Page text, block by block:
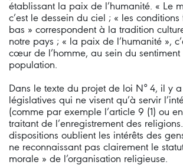
établissant la paix de l’humanité. « Le
c’est le dessein du ciel ; « les
bas » correspondent à la tradition
notre pays ; « la paix de l’humanité »,
cœur de l’homme, au sein du
population.
Dans le texte du projet de loi N° 4, il y
législatives qui ne visent qu’à servir
(comme par exemple l’article 9 (1) ou
traitant de l’enregistrement des
dispositions oublient les intérêts des
ne reconnaissant pas clairement le
morale » de l’organisation religieuse.